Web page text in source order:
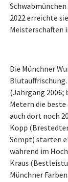
2022 erreichte
Meisterschaften
Die Münchner
(Jahrgang
Metern die
auch dort noch
Kopp
Sempt) starten
während im
Kraus
Münchner